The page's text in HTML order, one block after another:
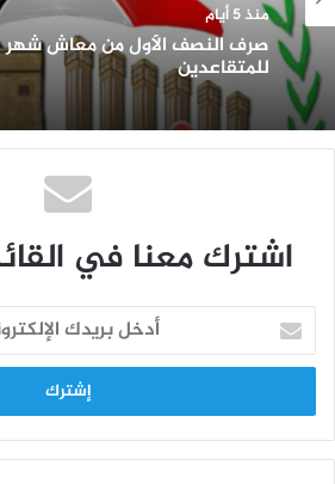
منذ 5 أيام
للمتقاعدين
اشترك معنا في
خ
ب
ر
ي